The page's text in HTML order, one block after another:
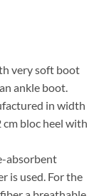
very soft boot
ankle boot.
in width
bloc heel with
absorbent
is used. For the